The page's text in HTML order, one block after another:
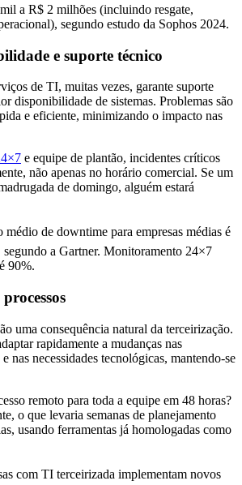
a R$ 2 milhões (incluindo resgate,
segundo estudo da Sophos 2024.
e suporte técnico
de TI, muitas vezes, garante suporte
disponibilidade de sistemas. Problemas são
e eficiente, minimizando o impacto nas
e equipe de plantão, incidentes críticos
não apenas no horário comercial. Se um
de domingo, alguém estará
médio de downtime para empresas médias é
a Gartner. Monitoramento 24×7
90%.
uma consequência natural da terceirização.
rapidamente a mudanças nas
nas necessidades tecnológicas, mantendo-se
remoto para toda a equipe em 48 horas?
o que levaria semanas de planejamento
usando ferramentas já homologadas como
com TI terceirizada implementam novos